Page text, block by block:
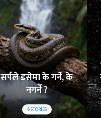
सर्पले डसेमा के गर्ने, के
नगर्ने ?
6STORIES